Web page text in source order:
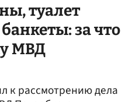
туалет
за что
МВД
к рассмотрению дела